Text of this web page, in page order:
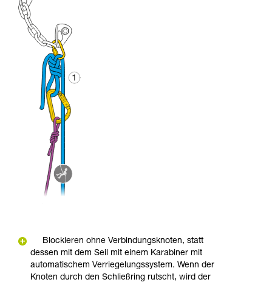
Blockieren ohne Verbindungsknoten, statt
dessen mit dem Seil mit einem Karabiner mit
automatischem Verriegelungssystem. Wenn der
Knoten durch den Schließring rutscht, wird der